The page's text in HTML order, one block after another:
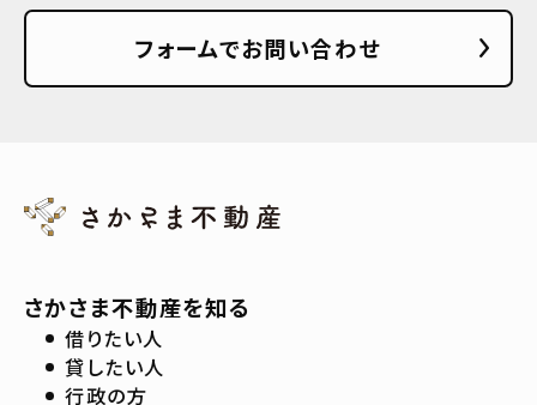
フォームでお問い合わせ
さかさま不動産を知る
借りたい人
貸したい人
行政の方